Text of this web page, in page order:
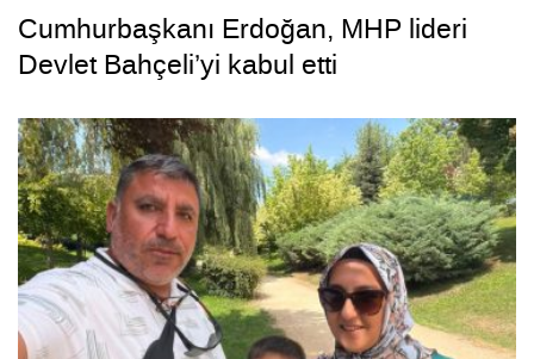
Cumhurbaşkanı Erdoğan, MHP lideri
Devlet Bahçeli’yi kabul etti